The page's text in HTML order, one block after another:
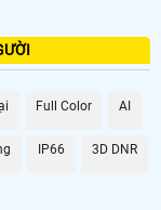
Full Color AI
IP66 3D DNR